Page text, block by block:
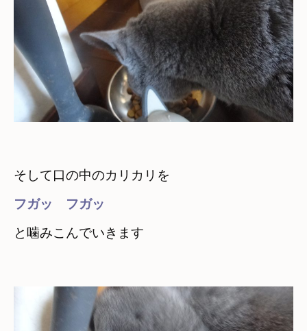
そして口の中のカリカリを
フガッ　フガッ
と噛みこんでいきます